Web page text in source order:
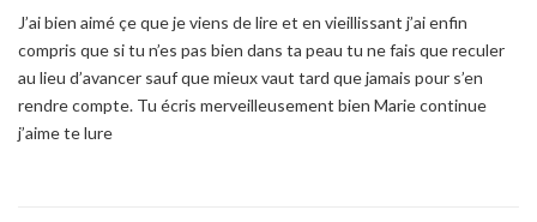
J’ai bien aimé çe que je viens de lire et en vieillissant j’ai enfin
compris que si tu n’es pas bien dans ta peau tu ne fais que reculer
au lieu d’avancer sauf que mieux vaut tard que jamais pour s’en
rendre compte. Tu écris merveilleusement bien Marie continue
j’aime te lure